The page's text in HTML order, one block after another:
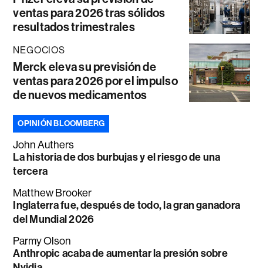
ventas para 2026 tras sólidos
resultados trimestrales
NEGOCIOS
Merck eleva su previsión de
ventas para 2026 por el impulso
de nuevos medicamentos
OPINIÓN BLOOMBERG
John Authers
La historia de dos burbujas y el riesgo de una
tercera
Matthew Brooker
Inglaterra fue, después de todo, la gran ganadora
del Mundial 2026
Parmy Olson
Anthropic acaba de aumentar la presión sobre